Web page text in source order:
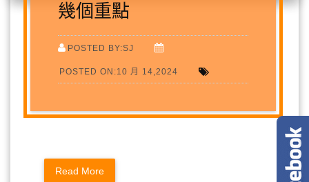
幾個重點
POSTED BY:SJ
POSTED ON:10 月 14,2024
Read More